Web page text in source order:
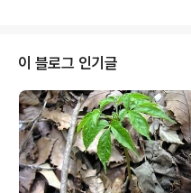
이 블로그 인기글